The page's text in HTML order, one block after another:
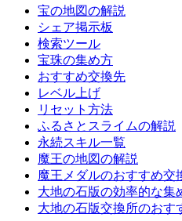
宝の地図の解説
シェア掲示板
検索ツール
宝珠の集め方
おすすめ交換先
レベル上げ
リセット方法
ふるさとスライムの解説
永続スキル一覧
魔王の地図の解説
魔王メダルのおすすめ交
大地の石版の効率的な集
大地の石版交換所のおす